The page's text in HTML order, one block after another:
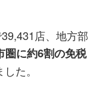
店、地方部
圏に約6割の免税
た。